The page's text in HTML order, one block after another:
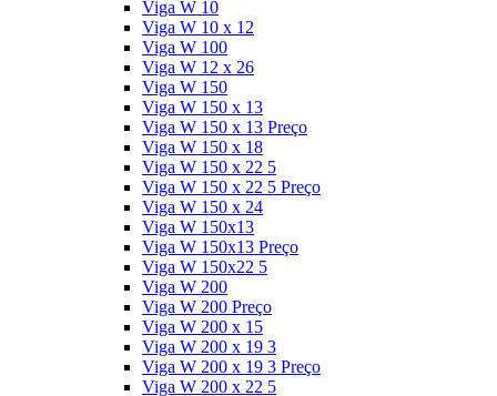
Viga W 10
Viga W 10 x 12
Viga W 100
Viga W 12 x 26
Viga W 150
Viga W 150 x 13
Viga W 150 x 13 Preço
Viga W 150 x 18
Viga W 150 x 22 5
Viga W 150 x 22 5 Preço
Viga W 150 x 24
Viga W 150x13
Viga W 150x13 Preço
Viga W 150x22 5
Viga W 200
Viga W 200 Preço
Viga W 200 x 15
Viga W 200 x 19 3
Viga W 200 x 19 3 Preço
Viga W 200 x 22 5